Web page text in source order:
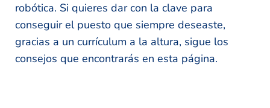
robótica. Si quieres dar con la clave para
conseguir el puesto que siempre deseaste,
gracias a un currículum a la altura, sigue los
consejos que encontrarás en esta página.